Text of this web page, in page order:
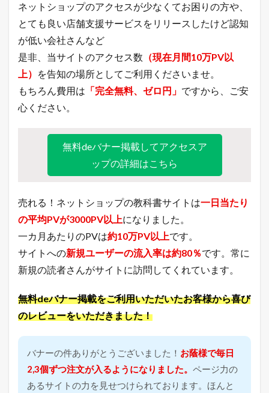
率
目
標
商
：
8
,
4
0
月
の
主
モ
ー
の
注
件
数
0
1
9
年
ネットショップのアクセスが少なくてお困りの方や、
とても良い店舗支援サービスをリリースしたけど認知
が低い会社さんなど
是非、当サイトのアクセス数 （現在月間10万PV以
上） を告知の場所としてご利用くださいませ。
もちろん費用は 「完全無料、ゼロ円」 ですから、ご安
心ください。
無料deバナー掲載してアクセスア
ップの詳細はこちら
売れる！ネットショップの教科書サイトは一日当たり
の平均PVが3000PV以上になりました。
一カ月あたりのPVは約10万PV以上です。
サイトへの新規ユーザーの流入率は約80％です。常に
新規の読者さんがサイトに訪問してくれています。
無料deバナー掲載をご利用いただいたお客様から喜び
のレビューをいただきました！
バナーの件ありがとうございました！ お蔭様で毎日
2,3個ずつ注文が入るようになりました。ページ力の
あるサイトの力を見せつけられております。ほんと